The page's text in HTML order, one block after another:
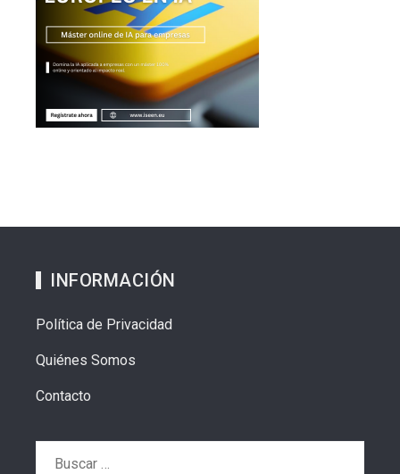
INFORMACIÓN
Política de Privacidad
Quiénes Somos
Contacto